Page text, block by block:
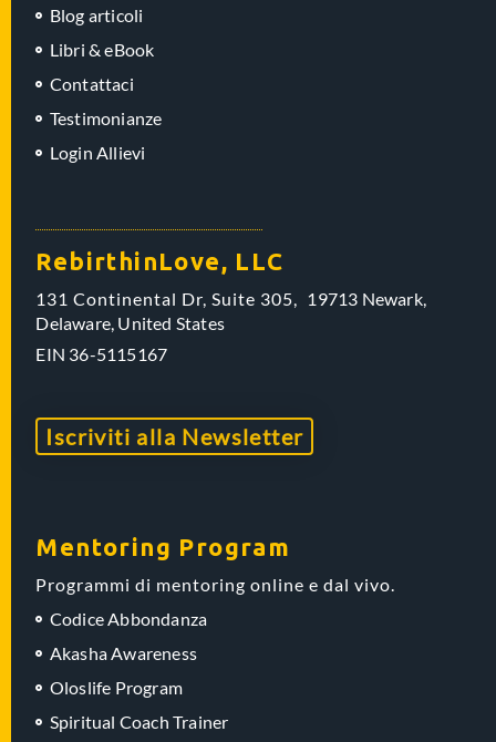
Blog articoli
Libri & eBook
Contattaci
Testimonianze
Login Allievi
RebirthinLove, LLC
131 Continental Dr, Suite 305, 19713 Newark,
Delaware, United States
EIN 36-5115167
Iscriviti alla Newsletter
Mentoring Program
Programmi di mentoring online e dal vivo.
Codice Abbondanza
Akasha Awareness
Oloslife Program
Spiritual Coach Trainer